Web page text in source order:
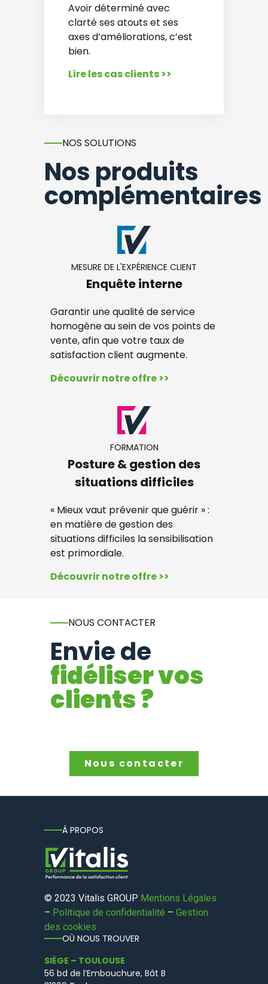
Avoir déterminé avec
clarté ses atouts et ses
axes d’améliorations, c’est
bien.
Lire les cas clients >>
NOS SOLUTIONS
Nos produits
complémentaires
MESURE DE L'EXPÉRIENCE CLIENT
Enquête interne
Garantir une qualité de service
homogène au sein de vos points de
vente, afin que votre taux de
satisfaction client augmente.
Découvrir notre offre >>
FORMATION
Posture & gestion des
situations difficiles
« Mieux vaut prévenir que guérir » :
en matière de gestion des
situations difficiles la sensibilisation
est primordiale.
Découvrir notre offre >>
NOUS CONTACTER
Envie de
fidéliser vos
clients ?
Nous contacter
À PROPOS
© 2023 Vitalis GROUP Mentions Légales
– Politique de confidentialité – Gestion
des cookies
OÙ NOUS TROUVER
SIÈGE – TOULOUSE
56 bd de l’Embouchure, Bât B